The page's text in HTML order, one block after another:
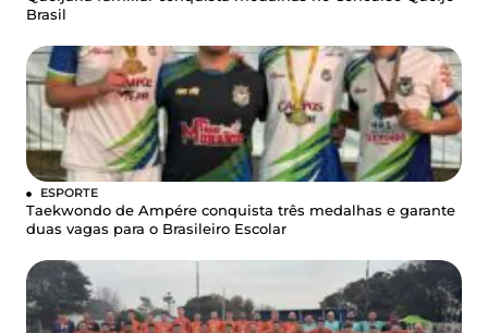
Brasil
ESPORTE
Taekwondo de Ampére conquista três medalhas e garante
duas vagas para o Brasileiro Escolar